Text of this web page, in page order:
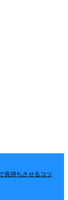
長持ちさせるコツ